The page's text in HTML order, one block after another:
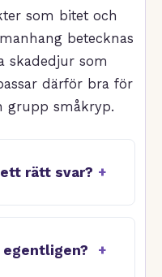
som bitet och
betecknas
skadedjur som
därför bra för
grupp småkryp.
ett rätt svar?
egentligen?